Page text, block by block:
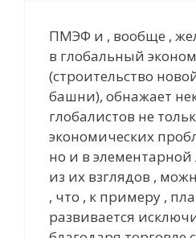
ПМЭФ и , вообще ,
в глобальный
(строительство
башни), обнажает
глобалистов не
экономических
но и в элементарной
из их взглядов ,
, что , к примеру ,
развивается